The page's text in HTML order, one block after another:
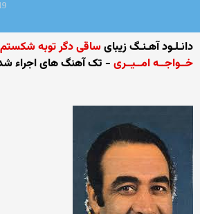
دانـلـود آهـنـگ زیبایساقی دگر توبه شکستم
خــواجــه امــیــری - تک آهنگ های اجراء